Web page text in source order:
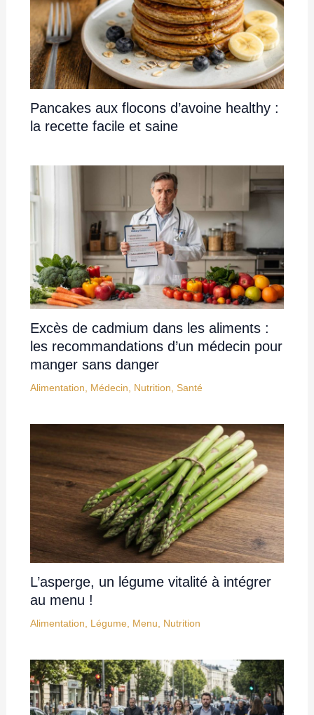
Pancakes aux flocons d’avoine healthy :
la recette facile et saine
Excès de cadmium dans les aliments :
les recommandations d’un médecin pour
manger sans danger
Alimentation, Médecin, Nutrition, Santé
L’asperge, un légume vitalité à intégrer
au menu !
Alimentation Légume Menu Nutrition